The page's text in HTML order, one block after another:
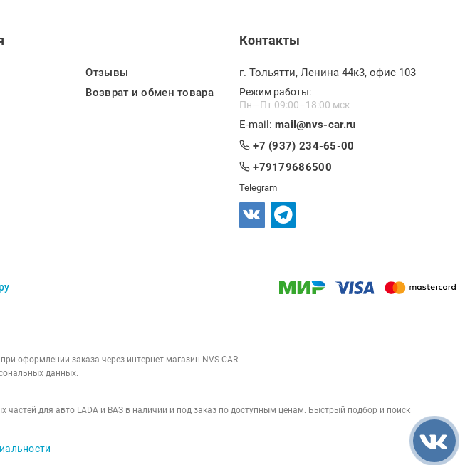
Отзывы
Возврат и обмен товара
Контакты
г. Тольятти, Ленина 44к3, офис 103
Режим работы:
Пн—Пт 09:00–18:00 мск
E-mail: mail@nvs-car.ru
+7 (937) 234-65-00
+79179686500
Telegram
оформлении заказа через интернет-магазин NVS-CAR.
данных.
частей для авто LADA и ВАЗ в наличии и под заказ по доступным ценам. Быстрый подбор и поиск